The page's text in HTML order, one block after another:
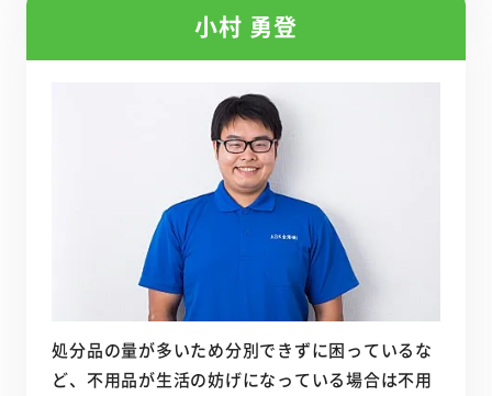
小村 勇登
処分品の量が多いため分別できずに困っているな
ど、不用品が生活の妨げになっている場合は不用